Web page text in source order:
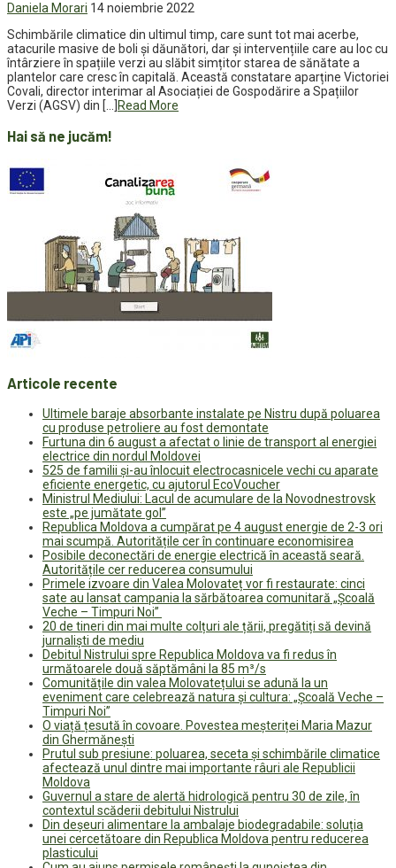
Daniela Morari 14 noiembrie 2022
Schimbările climatice din ultimul timp, care sunt tot mai acerbe,
atacurile masive de boli și dăunători, dar și intervențiile care au loc cu
întârziere în spațiile verzi au slăbit simțitor starea de sănătate a
plantelor care cresc în capitală. Această constatare aparține Victoriei
Covali, director interimar al Asociației de Gospodărire a Spațiilor
Verzi (AGSV) din […] Read More
Hai să ne jucăm!
Articole recente
Ultimele baraje absorbante instalate pe Nistru după poluarea
cu produse petroliere au fost demontate
Furtuna din 6 august a afectat o linie de transport al energiei
electrice din nordul Moldovei
525 de familii și-au înlocuit electrocasnicele vechi cu aparate
eficiente energetic, cu ajutorul EcoVoucher
Ministrul Mediului: Lacul de acumulare de la Novodnestrovsk
este „pe jumătate gol”
Republica Moldova a cumpărat pe 4 august energie de 2-3 ori
mai scumpă. Autoritățile cer în continuare economisirea
Posibile deconectări de energie electrică în această seară.
Autoritățile cer reducerea consumului
Primele izvoare din Valea Molovateț vor fi restaurate: cinci
sate au lansat campania la sărbătoarea comunitară „Școală
Veche – Timpuri Noi”
20 de tineri din mai multe colțuri ale țării, pregătiți să devină
jurnaliști de mediu
Debitul Nistrului spre Republica Moldova va fi redus în
următoarele două săptămâni la 85 m³/s
Comunitățile din valea Molovatețului se adună la un
eveniment care celebrează natura și cultura: „Școală Veche –
Timpuri Noi”
O viață țesută în covoare. Povestea meșteriței Maria Mazur
din Ghermănești
Prutul sub presiune: poluarea, seceta și schimbările climatice
afectează unul dintre mai importante râuri ale Republicii
Moldova
Guvernul a stare de alertă hidrologică pentru 30 de zile, în
contextul scăderii debitului Nistrului
Din deșeuri alimentare la ambalaje biodegradabile: soluția
unei cercetătoare din Republica Moldova pentru reducerea
plasticului